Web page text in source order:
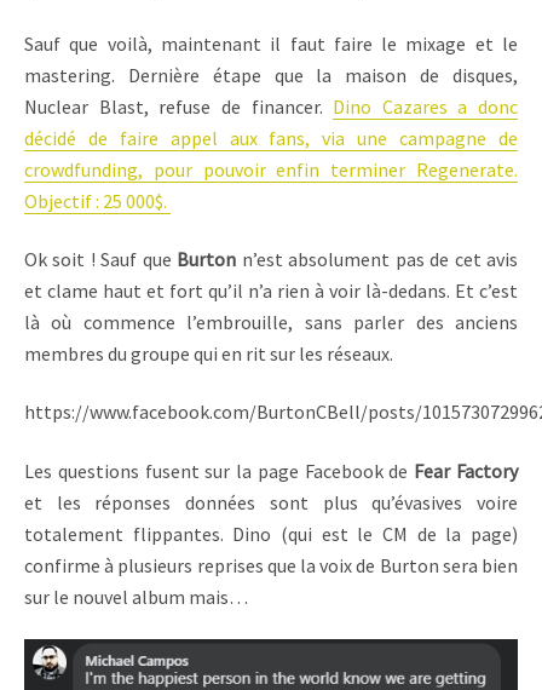
Sauf que voilà, maintenant il faut faire le mixage et le
mastering. Dernière étape que la maison de disques,
Nuclear Blast, refuse de financer. Dino Cazares a donc
décidé de faire appel aux fans, via une campagne de
crowdfunding, pour pouvoir enfin terminer Regenerate.
Objectif : 25 000$.
Ok soit ! Sauf que Burton n’est absolument pas de cet avis
et clame haut et fort qu’il n’a rien à voir là-dedans. Et c’est
là où commence l’embrouille, sans parler des anciens
membres du groupe qui en rit sur les réseaux.
https://www.facebook.com/BurtonCBell/posts/
Les questions fusent sur la page Facebook de Fear Factory
et les réponses données sont plus qu’évasives voire
totalement flippantes. Dino (qui est le CM de la page)
confirme à plusieurs reprises que la voix de Burton sera bien
sur le nouvel album mais…